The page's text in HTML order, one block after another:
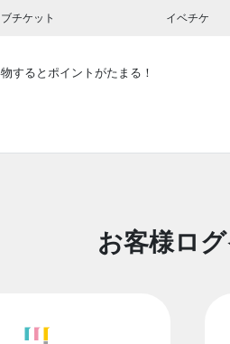
チケット イベチケ
するとポイントがたまる！
お客様ロ